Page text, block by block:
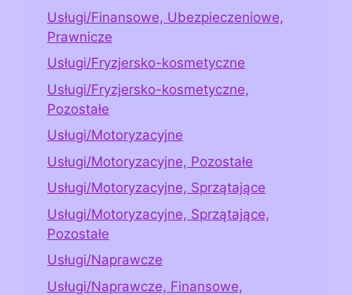
Usługi/Finansowe, Ubezpieczeniowe,
Prawnicze
Usługi/Fryzjersko-kosmetyczne
Usługi/Fryzjersko-kosmetyczne,
Pozostałe
Usługi/Motoryzacyjne
Usługi/Motoryzacyjne, Pozostałe
Usługi/Motoryzacyjne, Sprzątające
Usługi/Motoryzacyjne, Sprzątające,
Pozostałe
Usługi/Naprawcze
Usługi/Naprawcze, Finansowe,